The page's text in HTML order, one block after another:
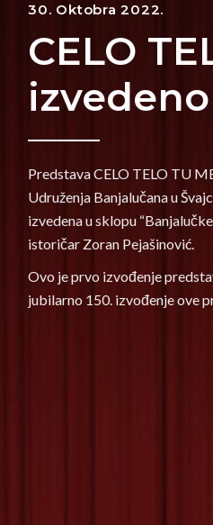
30. Oktobra 2022.
CELO
Predstava CELO TELO TU
Udruženja Banjalučana u
izvedena u sklopu
istoričar Zoran Pejašinović.
Ovo je prvo izvođenje
jubilarno 150. izvođenje ove